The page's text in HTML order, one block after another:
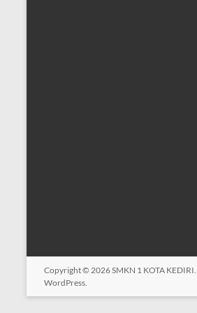
Copyright © 2026SMKN 1 KOTA KEDIRI
WordPress